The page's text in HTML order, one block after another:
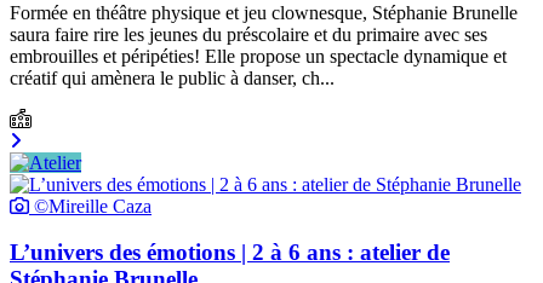
Formée en théâtre physique et jeu clownesque, Stéphanie Brunelle
saura faire rire les jeunes du préscolaire et du primaire avec ses
embrouilles et péripéties! Elle propose un spectacle dynamique et
créatif qui amènera le public à danser, ch...
©Mireille Caza
L’univers des émotions | 2 à 6 ans : atelier de